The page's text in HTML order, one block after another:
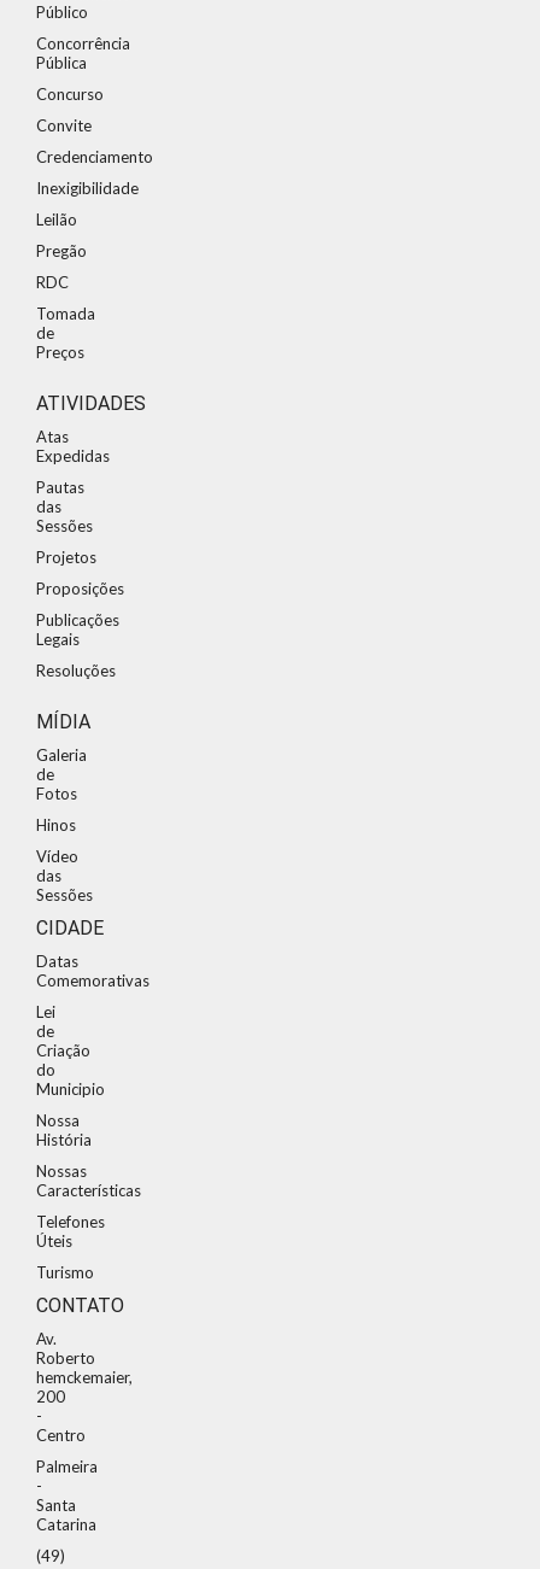
Público
Concorrência
Pública
Concurso
Convite
Credenciamento
Inexigibilidade
Leilão
Pregão
RDC
Tomada
de
Preços
ATIVIDADES
Atas
Expedidas
Pautas
das
Sessões
Projetos
Proposições
Publicações
Legais
Resoluções
MÍDIA
Galeria
de
Fotos
Hinos
Vídeo
das
Sessões
CIDADE
Datas
Comemorativas
Lei
de
Criação
do
Municipio
Nossa
História
Nossas
Características
Telefones
Úteis
Turismo
CONTATO
Av.
Roberto
hemckemaier,
200
-
Centro
Palmeira
-
Santa
Catarina
(49)